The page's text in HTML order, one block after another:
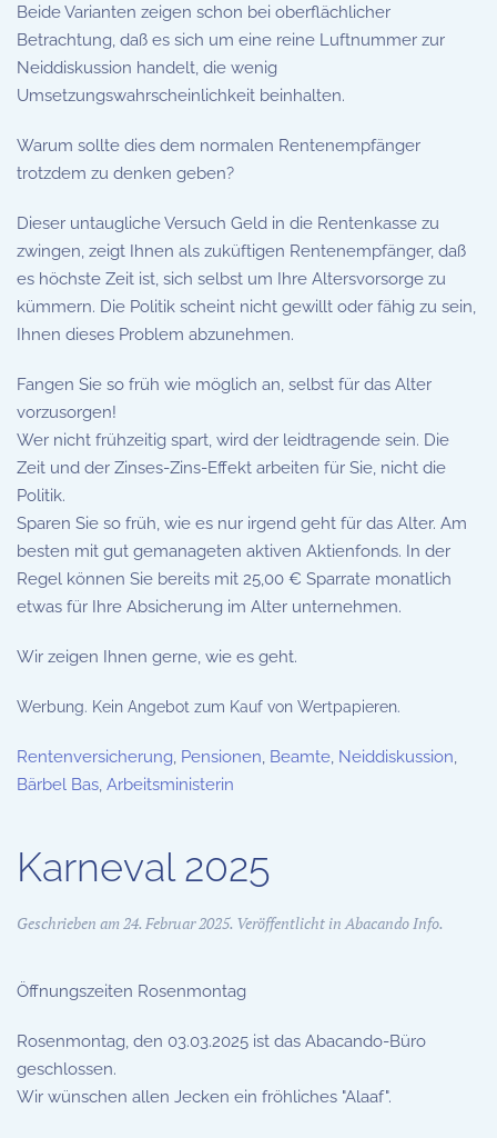
Beide Varianten zeigen schon bei oberflächlicher
Betrachtung, daß es sich um eine reine Luftnummer zur
Neiddiskussion handelt, die wenig
Umsetzungswahrscheinlichkeit beinhalten.
Warum sollte dies dem normalen Rentenempfänger
trotzdem zu denken geben?
Dieser untaugliche Versuch Geld in die Rentenkasse zu
zwingen, zeigt Ihnen als zuküftigen Rentenempfänger, daß
es höchste Zeit ist, sich selbst um Ihre Altersvorsorge zu
kümmern. Die Politik scheint nicht gewillt oder fähig zu sein,
Ihnen dieses Problem abzunehmen.
Fangen Sie so früh wie möglich an, selbst für das Alter
vorzusorgen!
Wer nicht frühzeitig spart, wird der leidtragende sein. Die
Zeit und der Zinses-Zins-Effekt arbeiten für Sie, nicht die
Politik.
Sparen Sie so früh, wie es nur irgend geht für das Alter. Am
besten mit gut gemanageten aktiven Aktienfonds. In der
Regel können Sie bereits mit 25,00 € Sparrate monatlich
etwas für Ihre Absicherung im Alter unternehmen.
Wir zeigen Ihnen gerne, wie es geht.
Werbung. Kein Angebot zum Kauf von Wertpapieren.
Rentenversicherung, Pensionen, Beamte, Neiddiskussion,
Bärbel Bas, Arbeitsministerin
Karneval 2025
Geschrieben am24. Februar 2025. Veröffentlicht inAbacando Info.
Öffnungszeiten Rosenmontag
Rosenmontag, den 03.03.2025 ist das Abacando-Büro
geschlossen.
Wir wünschen allen Jecken ein fröhliches "Alaaf".